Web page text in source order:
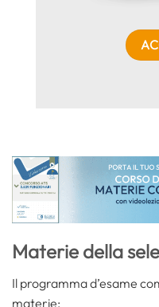
Materie della
Il programma d’esame
materie: